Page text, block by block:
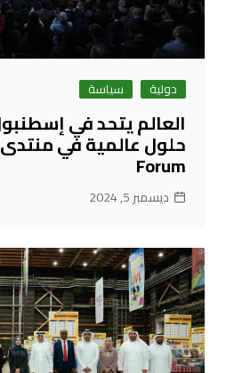
دولية سياسة
العالم يتحد في
Forum
ديسمبر 5, 2024